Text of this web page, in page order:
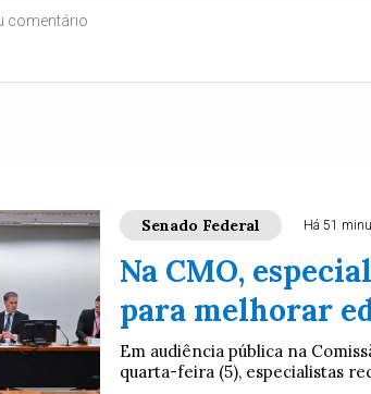
Senado Federal Há 51
Na CMO,
para melhorar
Em audiência pública na
quarta-feira (5), especialistas